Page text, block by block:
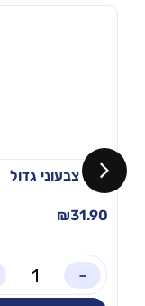
הגה צבעוני גדול
₪31.90
-